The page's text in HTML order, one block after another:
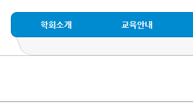
학회소개 교육안내